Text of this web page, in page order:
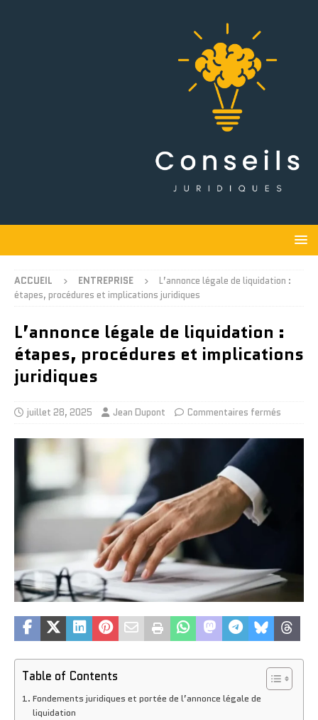
ACCUEIL ENTREPRISE
L’annonce légale de liquidation :
étapes, procédures et implications juridiques
L’annonce légale de liquidation :
étapes, procédures et implications
juridiques
juillet 28, 2025 Jean Dupont Commentaires fermés
Table of Contents
Fondements juridiques et portée de l’annonce légale de
liquidation